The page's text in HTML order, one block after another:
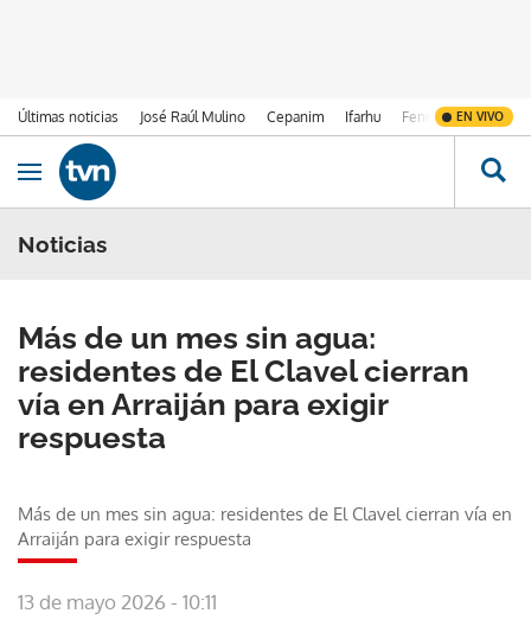
Últimas noticias José Raúl Mulino Cepanim Ifarhu Fenómeno de El
EN VIVO
Ir al contenido
Obrir navegació
Noticias
Más de un mes sin agua:
residentes de El Clavel cierran
vía en Arraiján para exigir
respuesta
Más de un mes sin agua: residentes de El Clavel cierran vía en
Arraiján para exigir respuesta
13 de mayo 2026 - 10:11